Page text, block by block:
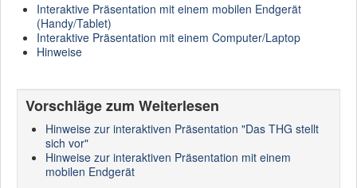
Interaktive Präsentation mit einem mobilen Endgerät
(Handy/Tablet)
Interaktive Präsentation mit einem Computer/Laptop
Hinweise
Vorschläge zum Weiterlesen
Hinweise zur interaktiven Präsentation "Das THG stellt
sich vor"
Hinweise zur interaktiven Präsentation mit einem
mobilen Endgerät